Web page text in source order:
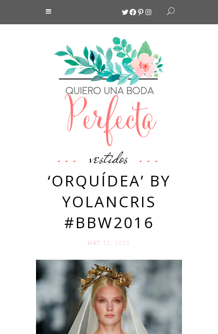
Twitter
Facebook
Pinterest
Instagram
vestidos
‘ORQUÍDEA’ BY
YOLANCRIS
#BBW2016
MAY 11. 2015